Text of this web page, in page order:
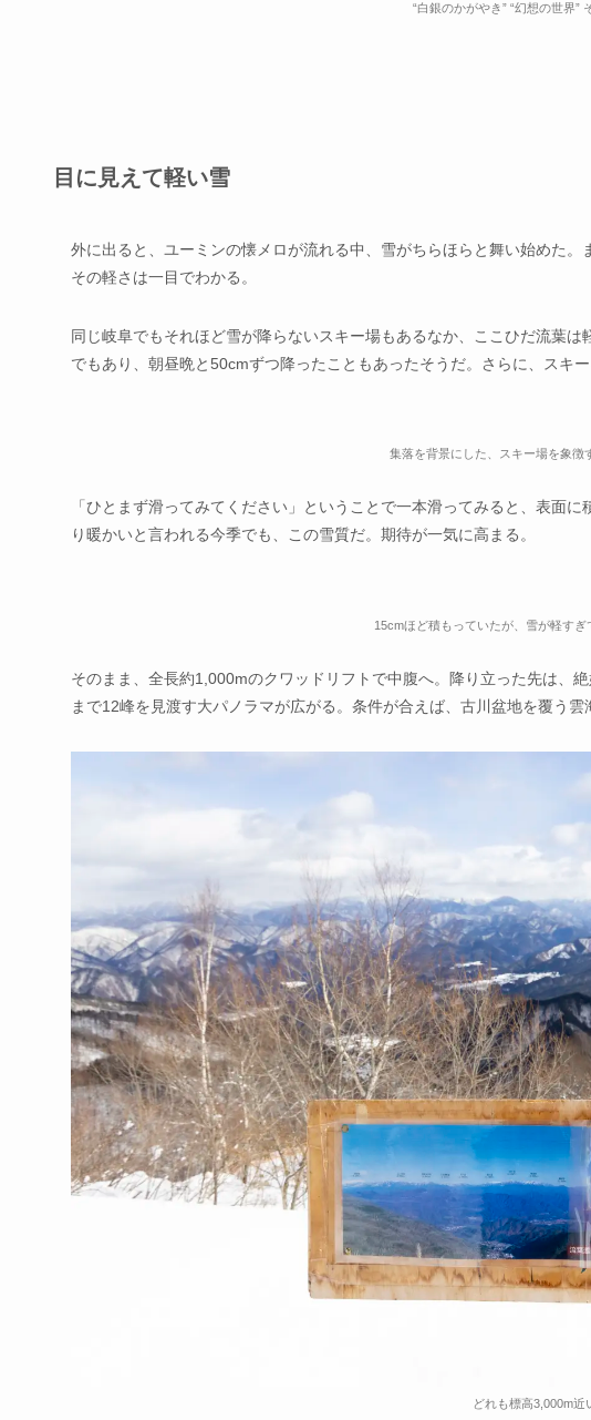
“白銀のかがやき” “幻想の世界”
目に見えて軽い雪
外に出ると、ユーミンの懐メロが流れる中、雪がちらほらと舞い始めた。
その軽さは一目でわかる。
同じ岐阜でもそれほど雪が降らないスキー場もあるなか、ここひだ流葉
でもあり、朝昼晩と50cmずつ降ったこともあったそうだ。さらに、スキ
集落を背景にした、スキー場を象徴
「ひとまず滑ってみてください」ということで一本滑ってみると、表面
り暖かいと言われる今季でも、この雪質だ。期待が一気に高まる。
15cmほど積もっていたが、雪が軽す
そのまま、全長約1,000mのクワッドリフトで中腹へ。降り立った先は、
まで12峰を見渡す大パノラマが広がる。条件が合えば、古川盆地を覆う雲
どれも標高3,000m近